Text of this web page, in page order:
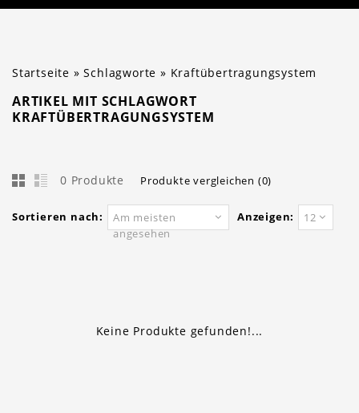
Startseite »Schlagworte » Kraftübertragungsystem
ARTIKEL MIT SCHLAGWORT
KRAFTÜBERTRAGUNGSYSTEM
0 Produkte Produkte vergleichen (0)
Sortieren nach:
Am meisten
angesehen
Anzeigen: 12
Keine Produkte gefunden!...